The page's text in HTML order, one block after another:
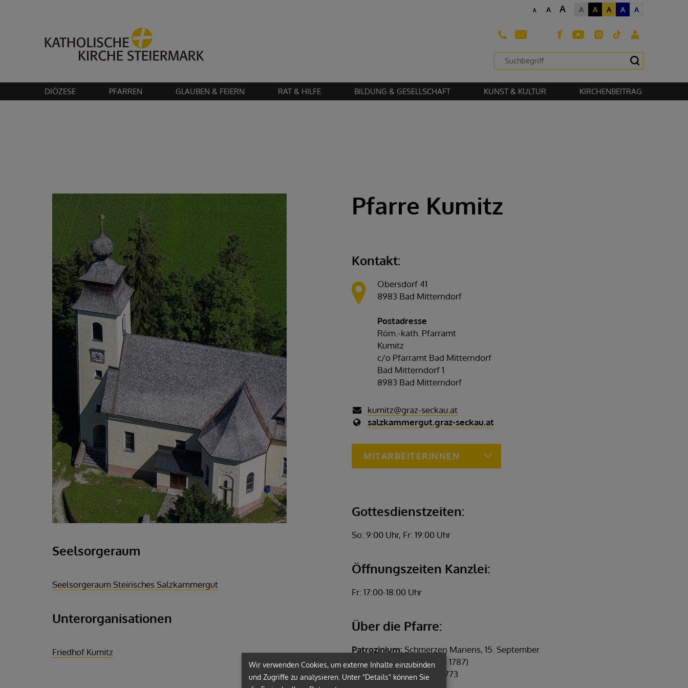
, um diesen Inhalt sehen zu können.
A A A A A A A A
DIÖZESE PFARREN GLAUBEN & FEIERN RAT & HILFE BILDUNG & GESELLSCHAFT KUNST & KULTUR KIRCHENBEITRAG
Pfarre Kumitz
Kontakt:
Obersdorf 41
8983 Bad Mitterndorf
Postadresse
Röm.-kath. Pfarramt
Kumitz
c/o Pfarramt Bad Mitterndorf
Bad Mitterndorf 1
8983 Bad Mitterndorf
kumitz@graz-seckau.at
salzkammergut.graz-seckau.at
MITARBEITERiNNEN
Gottesdienstzeiten:
So: 9:00 Uhr, Fr: 19:00 Uhr
Öffnungszeiten Kanzlei:
Fr: 17:00-18:00 Uhr
Über die Pfarre:
Patrozinium: Schmerzen Mariens, 15. September
Pfarre err.: 1892 (Lokalie 1787)
Pfarrkirche erb.: 1766–1773
Seelsorgeraum
Seelsorgeraum Steirisches Salzkammergut
Unterorganisationen
Friedhof Kumitz
Wir verwenden Cookies, um externe Inhalte einzubinden
und Zugriffe zu analysieren. Unter "Details" können Sie